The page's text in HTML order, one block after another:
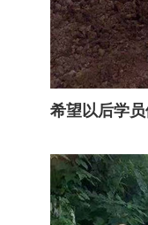
希望以后学